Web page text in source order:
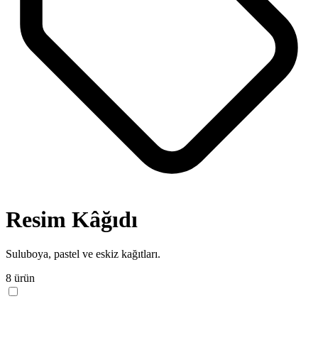
Resim Kâğıdı
Suluboya, pastel ve eskiz kağıtları.
8 ürün